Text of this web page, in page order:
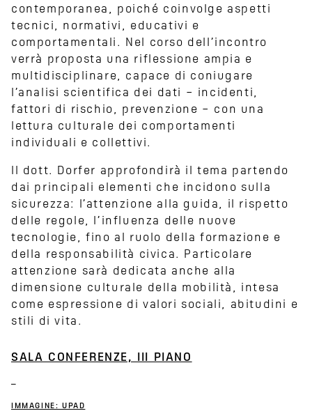
contemporanea, poiché coinvolge aspetti
tecnici, normativi, educativi e
comportamentali. Nel corso dell’incontro
verrà proposta una riflessione ampia e
multidisciplinare, capace di coniugare
l’analisi scientifica dei dati – incidenti,
fattori di rischio, prevenzione – con una
lettura culturale dei comportamenti
individuali e collettivi.
Il dott. Dorfer approfondirà il tema partendo
dai principali elementi che incidono sulla
sicurezza: l’attenzione alla guida, il rispetto
delle regole, l’influenza delle nuove
tecnologie, fino al ruolo della formazione e
della responsabilità civica. Particolare
attenzione sarà dedicata anche alla
dimensione culturale della mobilità, intesa
come espressione di valori sociali, abitudini e
stili di vita.
SALA CONFERENZE, III PIANO
IMMAGINE: UPAD